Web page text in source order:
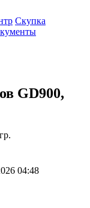
Cкупка
GD900,
04:48